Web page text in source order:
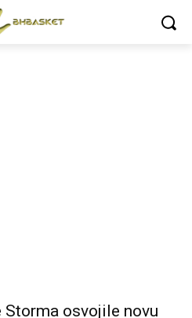
osvojile novu